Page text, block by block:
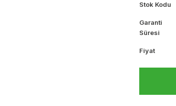
Stok Kodu
Garanti
Süresi
Fiyat